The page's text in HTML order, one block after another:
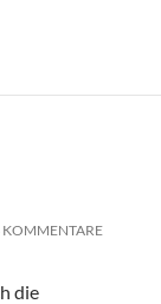
KOMMENTARE
die